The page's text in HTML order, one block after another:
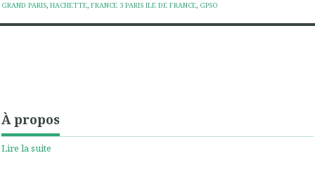
GRAND PARIS, HACHETTE, FRANCE 3 PARIS ILE DE FRANCE, GPSO
À propos
Lire la suite